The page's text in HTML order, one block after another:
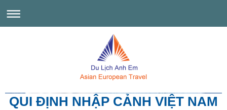
QUI ĐỊNH NHẬP CẢNH VIỆT NAM